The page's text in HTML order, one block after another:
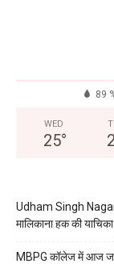
89
WED
25°
Udham Singh Nagar
मालिकाना हक की
MBPG कॉलेज में आज